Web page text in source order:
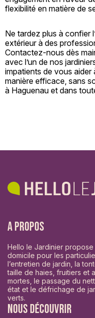
flexibilité en matière de
Ne tardez plus à confier
extérieur à des
Contactez-nous dès
avec l’un de nos
impatients de vous aider
manière efficace, sans
à Haguenau et dans
A propos
Hello le Jardinier
domicile pour les
l’entretien de jardin, la
taille de haies, fruitiers et
mortes, le passage du
état et le défrichage de
verts.
Nous découvrir